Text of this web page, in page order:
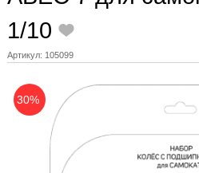
1/10
Артикул: 105099
30%